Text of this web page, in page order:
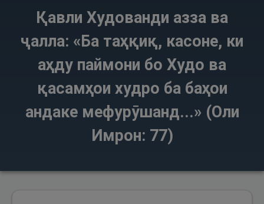
Қавли Худованди азза ва
ҷалла: «Ба таҳқиқ, касоне, ки
аҳду паймони бо Худо ва
қасамҳои худро ба баҳои
андаке мефурӯшанд...» (Оли
Имрон: 77)